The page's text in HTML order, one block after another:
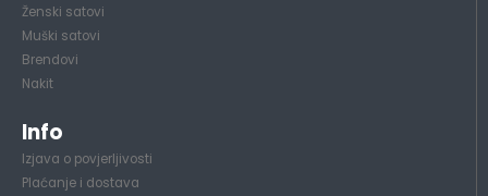
Ženski satovi
Muški satovi
Brendovi
Nakit
Info
Izjava o povjerljivosti
Plaćanje i dostava